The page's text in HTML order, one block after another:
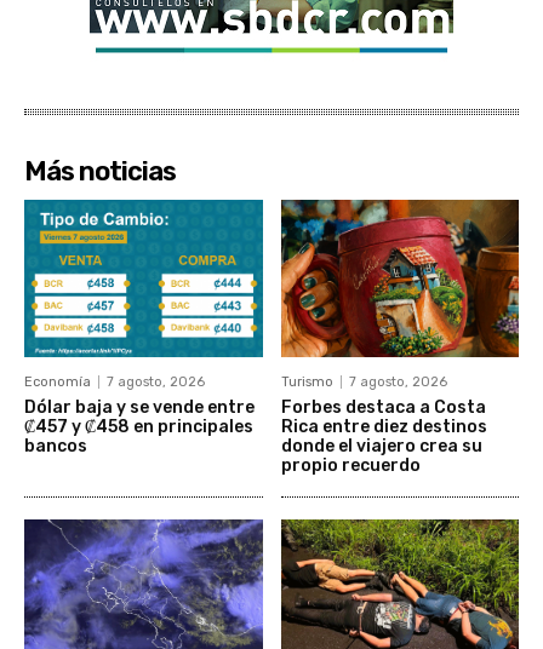
Más noticias
Economía 7 agosto, 2026
Dólar baja y se vende entre
₡457 y ₡458 en principales
bancos
Turismo 7 agosto, 2026
Forbes destaca a Costa
Rica entre diez destinos
donde el viajero crea su
propio recuerdo